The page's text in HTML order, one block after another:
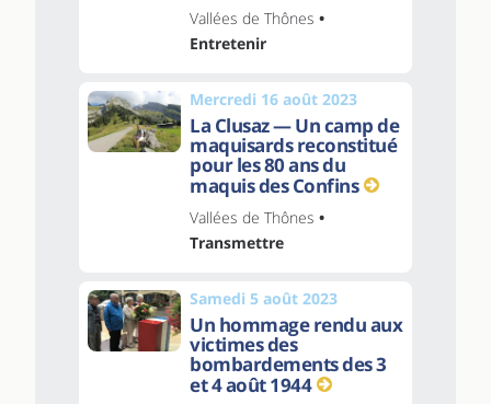
Vallées de Thônes •
Entretenir
Mercredi 16 août 2023
La Clusaz — Un camp de
maquisards reconstitué
pour les 80 ans du
maquis des Confins
Vallées de Thônes •
Transmettre
Samedi 5 août 2023
Un hommage rendu aux
victimes des
bombardements des 3
et 4 août 1944